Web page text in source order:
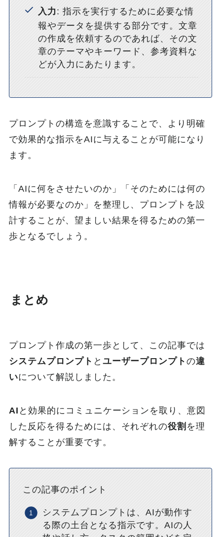
入力 : 指示を実行するために必要な情
報やデータを提供する部分です。文章
の作成を依頼するのであれば、その文
章のテーマやキーワード、参考資料な
どが入力にあたります。
プロンプトの構造を意識することで、より明確
で効果的な指示をAIに与えることが可能になり
ます。
「AIに何をさせたいのか」「そのためには何の
情報が必要なのか」を整理し、プロンプトを設
計することが、望ましい結果を得るための第一
歩となるでしょう。
まとめ
プロンプト作成の第一歩として、この記事では
システムプロンプト と ユーザープロンプトの違
いについて解説しました。
AI と効果的にコミュニケーションを取り、意図
した反応を得るためには、それぞれの役割 を理
解することが重要です。
この記事のポイント
システムプロンプトは、AIが動作す
る際の土台となる指示です。AIの人